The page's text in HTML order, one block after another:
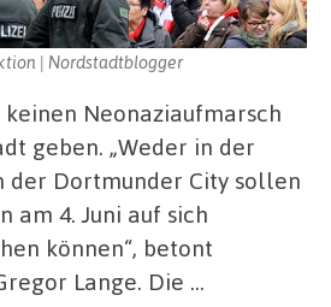
| Nordstadtblogger
keinen Neonaziaufmarsch
geben. „Weder in der
der Dortmunder City sollen
am 4. Juni auf sich
können“, betont
Lange. Die …